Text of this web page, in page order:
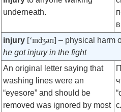
underneath.
injury [‘ɪndʒǝrɪ] – physical harm
he got injury in the fight
An original letter saying that
washing lines were an
“eyesore” and should be
removed was ignored by most